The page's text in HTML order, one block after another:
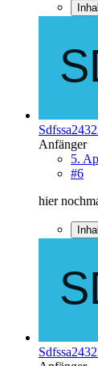
Anfänger
5.
#6
hier